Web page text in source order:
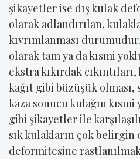
şikayetler ise dış kulak
olarak adlandırılan,
kıvrımlanması
olarak tam ya da kısmi
ekstra kıkırdak
kağıt gibi büzüşük
kaza sonucu kulağın
gibi şikayetler ile
sık kulakların çok
deformitesine